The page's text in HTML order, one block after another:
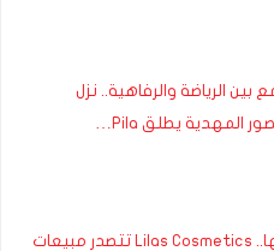
الرياضة والرفاهية.. نزل
بعد عامين من إطلاقها.. Lilas Cosmetics تتصدر مبيعات